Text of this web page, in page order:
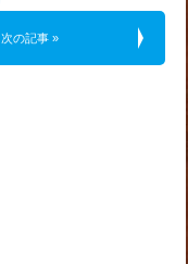
次の記事 »